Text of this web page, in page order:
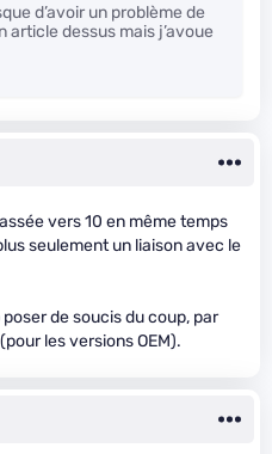
d’avoir un problème de
article dessus mais j’avoue
vers 10 en même temps
seulement un liaison avec le
de soucis du coup, par
les versions OEM).